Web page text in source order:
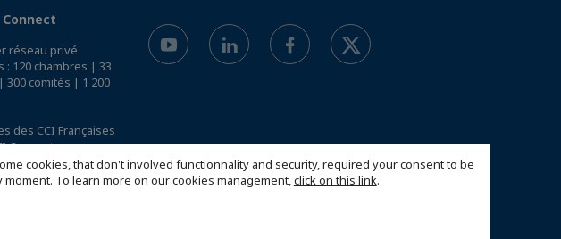
cookies, that don't involved functionnality and security, required your consent to be
To learn more on our cookies management,click on this link.
réseau privé
: 120 chambres | 33
comités | 1 200
des CCI Françaises
Connect.